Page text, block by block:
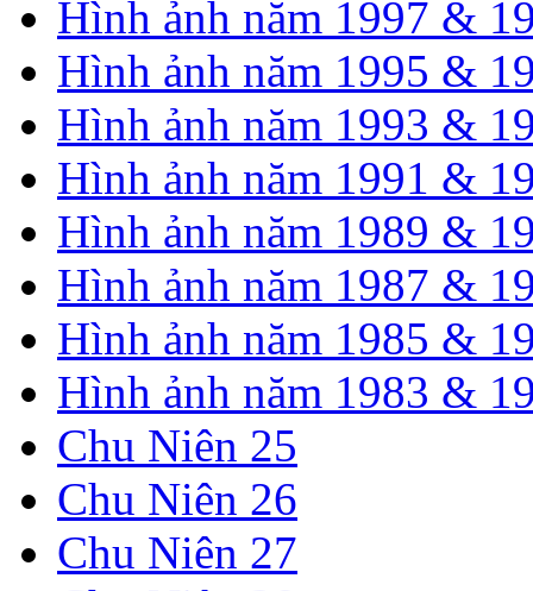
Hình ảnh năm 1997 &
Hình ảnh năm 1995 &
Hình ảnh năm 1993 &
Hình ảnh năm 1991 &
Hình ảnh năm 1989 &
Hình ảnh năm 1987 &
Hình ảnh năm 1985 &
Hình ảnh năm 1983 &
Chu Niên 25
Chu Niên 26
Chu Niên 27